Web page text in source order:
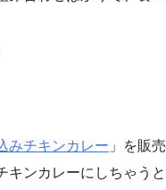
みチキンカレー 」を販売
キンカレーにしちゃうと